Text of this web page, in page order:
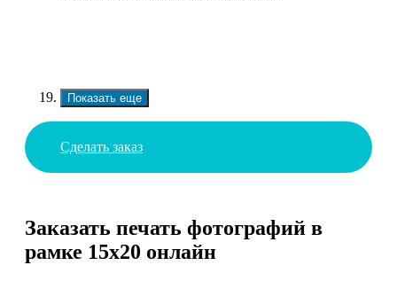
Показать еще
Сделать заказ
Заказать печать фотографий в
рамке 15х20 онлайн